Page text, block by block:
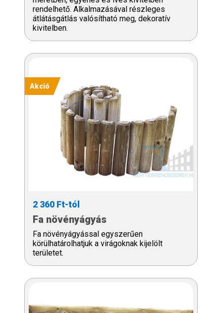
rendelhető. Alkalmazásával részleges
átlátásgátlás valósítható meg, dekoratív
kivitelben.
2 360 Ft-tól
Fa növényágyás
Fa növényágyással egyszerűen
körülhatárolhatjuk a virágoknak kijelölt
területet.